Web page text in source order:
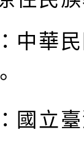
中華
。
國立